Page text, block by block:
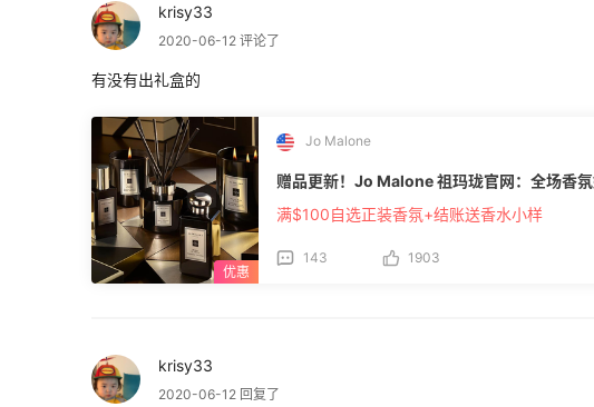
krisy33
2020-06-12 评论了
有没有出礼盒的
Jo Malone
赠品更新！Jo Malone 祖玛珑官网：全场香
满$100自选正装香氛+结账送香水小样
143 1903
krisy33
2020-06-12 回复了